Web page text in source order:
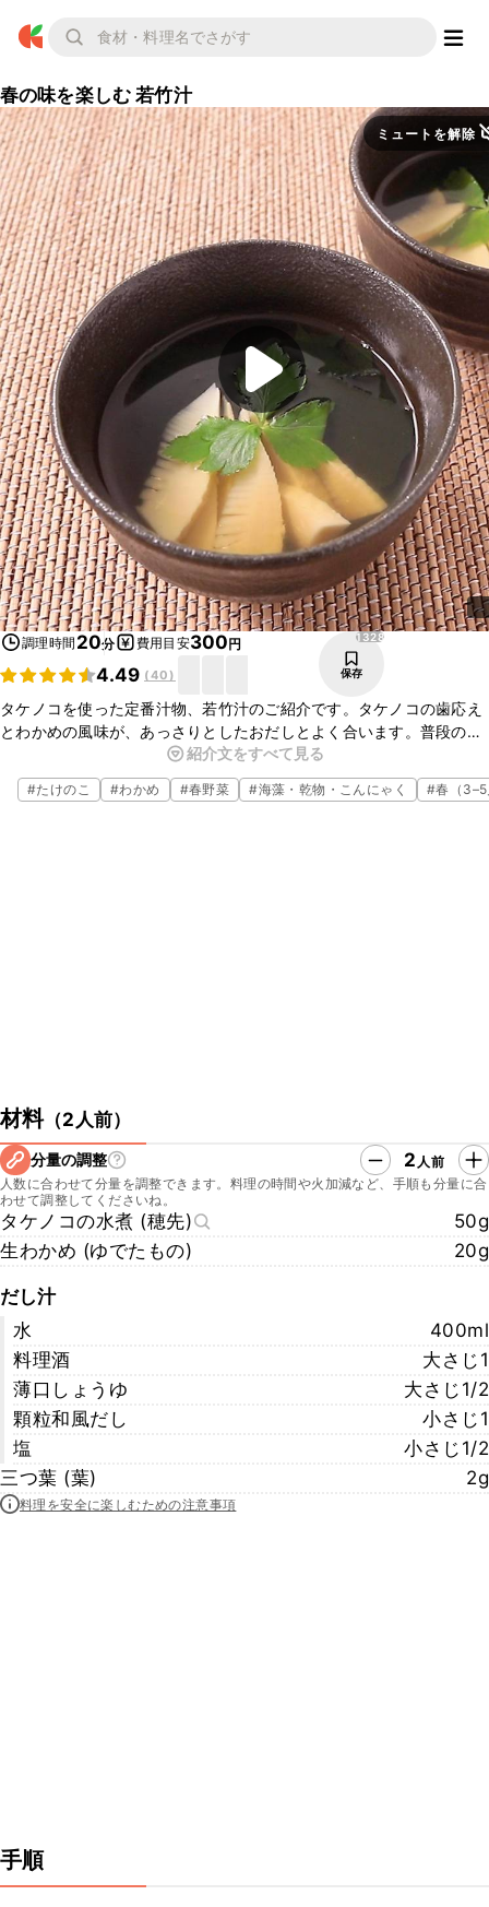
春の味を楽しむ 若竹汁
ミュートを解除
調理時間 20分 費用目安300円
4.49 (40)
1328
保存
タケノコを使った定番汁物、若竹汁のご紹介です。タケノコの歯応え
とわかめの風味が、あっさりとしたおだしとよく合います。普段の食
卓はもちろん、行事やおもてなしの一品としても便利です。素材の旨
味が味わえる一品を、ぜひお試しくださいね。
紹介文をすべて見る
#たけのこ #わかめ #春野菜 #海藻・乾物・こんにゃく #春（
材料（2人前）
分量の調整 2 人前
人数に合わせて分量を調整できます。料理の時間や火加減など、手順も分量に合
わせて調整してくださいね。
タケノコの水煮 (穂先)
50g
生わかめ (ゆでたもの)
20g
だし汁
水
400ml
料理酒
大さじ1
薄口しょうゆ
大さじ1/2
顆粒和風だし
小さじ1
塩
小さじ1/2
三つ葉 (葉)
2g
料理を安全に楽しむための注意事項
手順